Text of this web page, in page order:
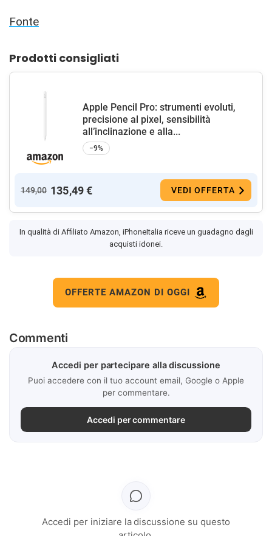
Fonte
Prodotti consigliati
Apple Pencil Pro: strumenti evoluti,
precisione al pixel, sensibilità
all’inclinazione e alla...
−9%
149,00 135,49 € VEDI OFFERTA
In qualità di Affiliato Amazon, iPhoneItalia riceve un guadagno dagli
acquisti idonei.
OFFERTE AMAZON DI OGGI
Commenti
Accedi per partecipare alla discussione
Puoi accedere con il tuo account email, Google o Apple
per commentare.
Accedi per commentare
Accedi per iniziare la discussione su questo